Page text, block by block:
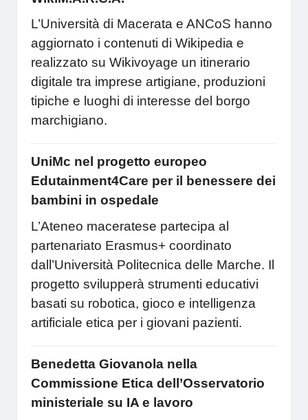
L’Università di Macerata e ANCoS hanno
aggiornato i contenuti di Wikipedia e
realizzato su Wikivoyage un itinerario
digitale tra imprese artigiane, produzioni
tipiche e luoghi di interesse del borgo
marchigiano.
UniMc nel progetto europeo
Edutainment4Care per il benessere dei
bambini in ospedale
L’Ateneo maceratese partecipa al
partenariato Erasmus+ coordinato
dall’Università Politecnica delle Marche. Il
progetto svilupperà strumenti educativi
basati su robotica, gioco e intelligenza
artificiale etica per i giovani pazienti.
Benedetta Giovanola nella
Commissione Etica dell’Osservatorio
ministeriale su IA e lavoro